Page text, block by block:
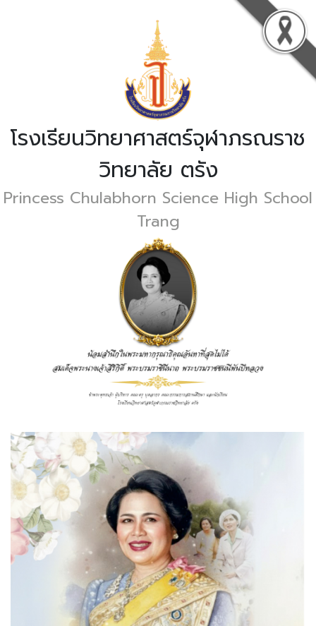
โรงเรียนวิทยาศาสตร์จุฬาภรณราช
วิทยาลัย ตรัง
Princess Chulabhorn Science High School
Trang